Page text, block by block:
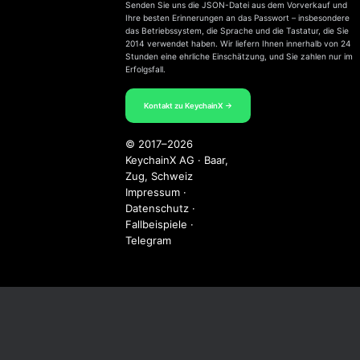
Senden Sie uns die JSON-Datei aus dem Vorverkauf und
Ihre besten Erinnerungen an das Passwort – insbesondere
das Betriebssystem, die Sprache und die Tastatur, die Sie
2014 verwendet haben. Wir liefern Ihnen innerhalb von 24
Stunden eine ehrliche Einschätzung, und Sie zahlen nur im
Erfolgsfall.
Kontakt zu KeychainX →
© 2017–2026
KeychainX AG · Baar,
Zug, Schweiz
Impressum ·
Datenschutz ·
Fallbeispiele ·
Telegram